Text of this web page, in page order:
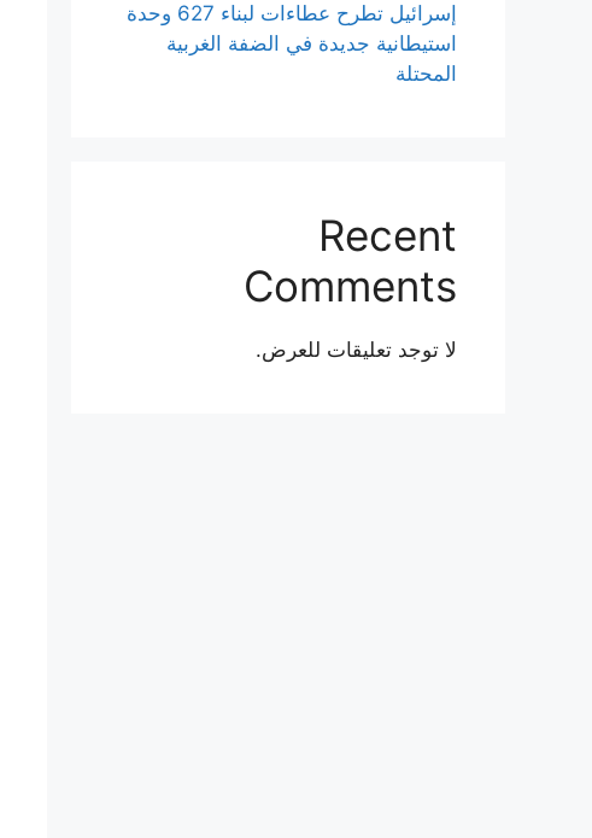
إسرائيل تطرح عطاءات لبناء 627 وحدة
استيطانية جديدة في الضفة الغربية
المحتلة
Recent
Comments
لا توجد تعليقات للعرض.